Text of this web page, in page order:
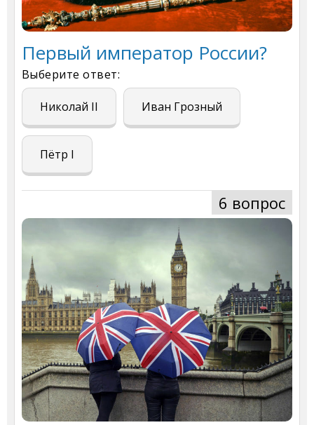
Первый император России?
Выберите ответ:
Николай II Иван Грозный
Пётр I
6 вопрос